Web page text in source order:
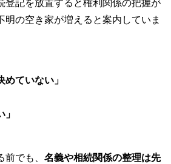
登記を放置すると権利関係の把握が
明の空き家が増えると案内していま
めていない」
でも、 名義や相続関係の整理は先